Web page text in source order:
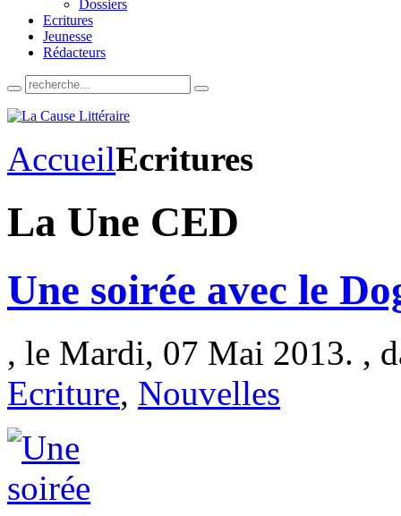
Dossiers
Ecritures
Jeunesse
Rédacteurs
AccueilEcritures
La Une CED
Une soirée avec le
, le Mardi, 07 Mai 2013. ,
Ecriture, Nouvelles